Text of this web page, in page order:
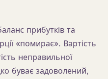
прибутків та
«помирає». Вартість
неправильної
буває задоволений,